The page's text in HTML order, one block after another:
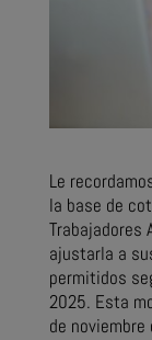
Le
la base de
Trabajadores
ajustarla a
permitidos
2025. Esta
de noviembre